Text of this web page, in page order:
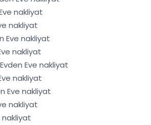
nakliyat
nakliyat
Eve nakliyat
nakliyat
Eve nakliyat
nakliyat
Eve nakliyat
nakliyat
nakliyat